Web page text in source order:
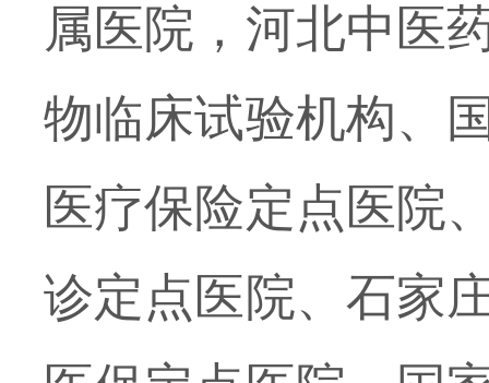
属医院，河北中医
物临床试验机构、
医疗保险定点医院
诊定点医院、石家